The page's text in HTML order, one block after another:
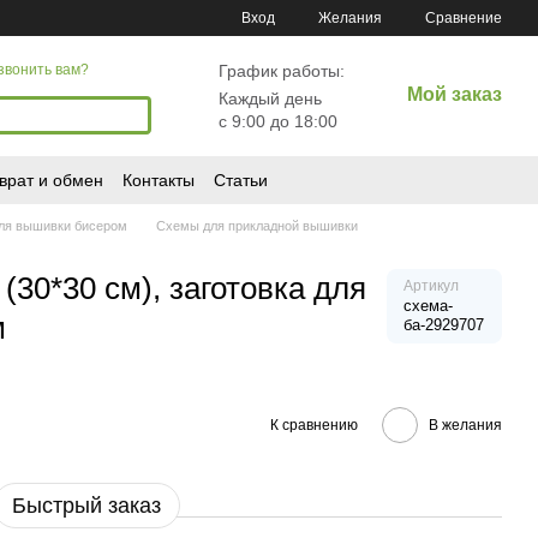
Вход Желания Сравнение
вам?
График работы:
Каждый день
с 9:00 до 18:00
Мой заказ
и обмен Контакты Статьи
вышивки бисером Схемы для прикладной вышивки
см), заготовка для
Артикул
схема-
ба-2929707
К сравнению В желания
Быстрый заказ